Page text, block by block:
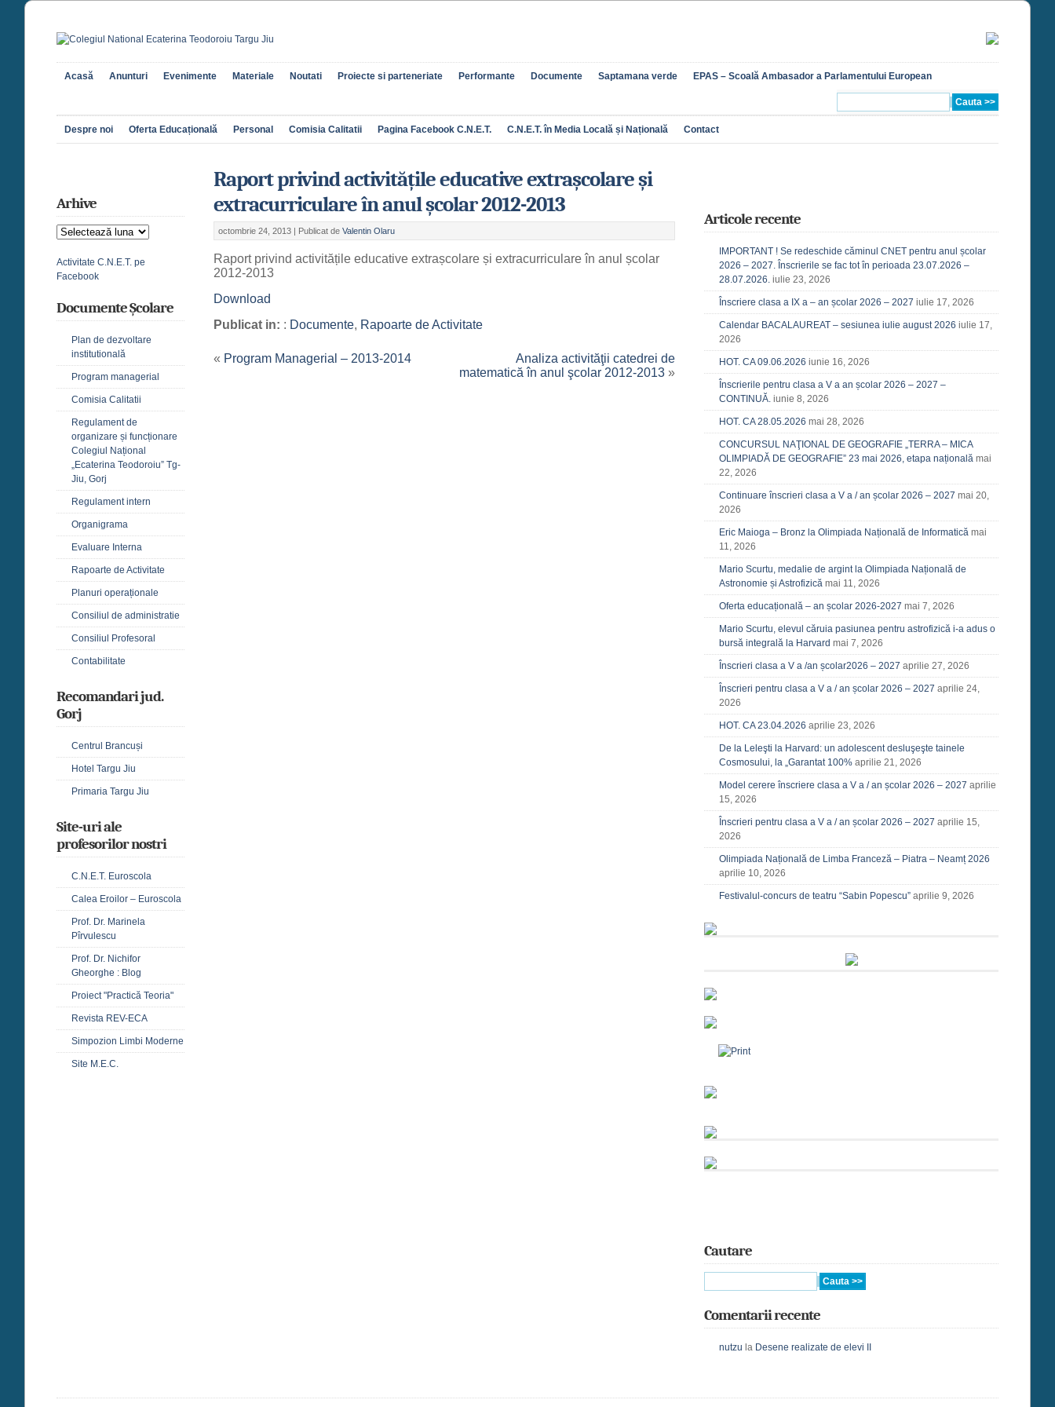
Acasă Anunturi Evenimente Materiale Noutati Proiecte si parteneriate Performante Documente Saptamana verde EPAS – Scoală Ambasador a Parlamentului European
Despre noi Oferta Educațională Personal Comisia Calitatii Pagina Facebook C.N.E.T. C.N.E.T. în Media Locală și Națională Contact
Raport privind activitățile educative extrașcolare și
extracurriculare în anul școlar 2012-2013
octombrie 24, 2013 | Publicat deValentin Olaru
Raport privind activitățile educative extrașcolare și extracurriculare în anul școlar
2012-2013
Download
Publicat in: : Documente, Rapoarte de Activitate
« Program Managerial – 2013-2014
Analiza activităţii catedrei de
matematică în anul şcolar 2012-2013»
Arhive
Arhive
Activitate C.N.E.T. pe
Facebook
Documente Școlare
Plan de dezvoltare
institutională
Program managerial
Comisia Calitatii
Regulament de
organizare și funcționare
Colegiul Național
„Ecaterina Teodoroiu” Tg-
Jiu, Gorj
Regulament intern
Organigrama
Evaluare Interna
Rapoarte de Activitate
Planuri operaționale
Consiliul de administratie
Consiliul Profesoral
Contabilitate
Recomandari jud.
Gorj
Centrul Brancuși
Hotel Targu Jiu
Primaria Targu Jiu
Site-uri ale
profesorilor nostri
C.N.E.T. Euroscola
Calea Eroilor – Euroscola
Prof. Dr. Marinela
Pîrvulescu
Prof. Dr. Nichifor
Gheorghe : Blog
Proiect "Practică Teoria"
Revista REV-ECA
Simpozion Limbi Moderne
Site M.E.C.
Articole recente
IMPORTANT ! Se redeschide căminul CNET pentru anul școlar
2026 – 2027. Înscrierile se fac tot în perioada 23.07.2026 –
28.07.2026. iulie 23, 2026
Înscriere clasa a IX a – an școlar 2026 – 2027 iulie 17, 2026
Calendar BACALAUREAT – sesiunea iulie august 2026 iulie 17,
2026
HOT. CA 09.06.2026 iunie 16, 2026
Înscrierile pentru clasa a V a an școlar 2026 – 2027 –
CONTINUĂ. iunie 8, 2026
HOT. CA 28.05.2026 mai 28, 2026
CONCURSUL NAŢIONAL DE GEOGRAFIE „TERRA – MICA
OLIMPIADĂ DE GEOGRAFIE” 23 mai 2026, etapa națională mai
22, 2026
Continuare înscrieri clasa a V a / an școlar 2026 – 2027 mai 20,
2026
Eric Maioga – Bronz la Olimpiada Națională de Informatică mai
11, 2026
Mario Scurtu, medalie de argint la Olimpiada Națională de
Astronomie și Astrofizică mai 11, 2026
Oferta educațională – an școlar 2026-2027 mai 7, 2026
Mario Scurtu, elevul căruia pasiunea pentru astrofizică i-a adus o
bursă integrală la Harvard mai 7, 2026
Înscrieri clasa a V a /an școlar2026 – 2027 aprilie 27, 2026
Înscrieri pentru clasa a V a / an școlar 2026 – 2027 aprilie 24,
2026
HOT. CA 23.04.2026 aprilie 23, 2026
De la Leleşti la Harvard: un adolescent desluşeşte tainele
Cosmosului, la „Garantat 100% aprilie 21, 2026
Model cerere înscriere clasa a V a / an școlar 2026 – 2027 aprilie
15, 2026
Înscrieri pentru clasa a V a / an școlar 2026 – 2027 aprilie 15,
2026
Olimpiada Națională de Limba Franceză – Piatra – Neamț 2026
aprilie 10, 2026
Festivalul-concurs de teatru “Sabin Popescu” aprilie 9, 2026
Cautare
Comentarii recente
nutzu la Desene realizate de elevi II